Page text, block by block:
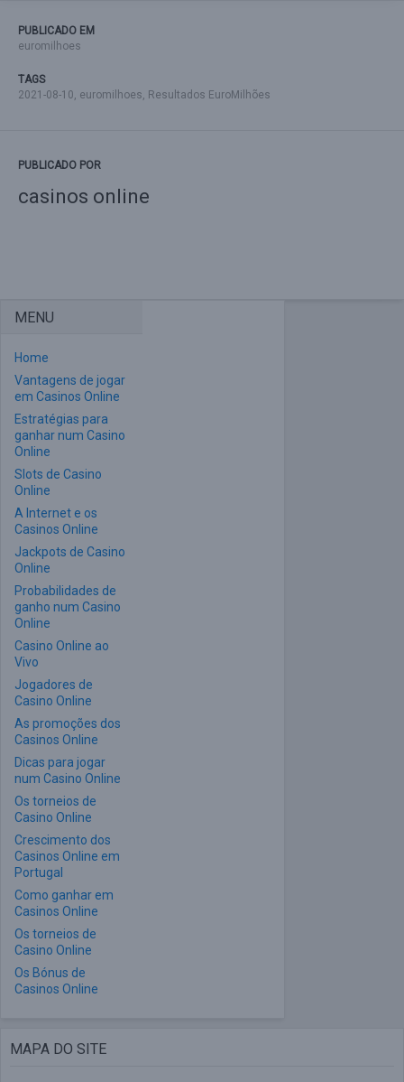
PUBLICADO EM
euromilhoes
TAGS
2021-08-10, euromilhoes, Resultados EuroMilhões
PUBLICADO POR
casinos online
MENU
Home
Vantagens de jogar
em Casinos Online
Estratégias para
ganhar num Casino
Online
Slots de Casino
Online
A Internet e os
Casinos Online
Jackpots de Casino
Online
Probabilidades de
ganho num Casino
Online
Casino Online ao
Vivo
Jogadores de
Casino Online
As promoções dos
Casinos Online
Dicas para jogar
num Casino Online
Os torneios de
Casino Online
Crescimento dos
Casinos Online em
Portugal
Como ganhar em
Casinos Online
Os torneios de
Casino Online
Os Bónus de
Casinos Online
MAPA DO SITE